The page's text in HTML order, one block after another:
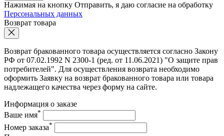
Нажимая на кнопку Отправить, я даю согласие на обработку
Персональных данных
Возврат товара
Возврат бракованного товара осуществляется согласно Закону
РФ от 07.02.1992 N 2300-1 (ред. от 11.06.2021) "О защите прав
потребителей". Для осуществления возврата необходимо
оформить Заявку на возврат бракованного товара или товара
надлежащего качества через форму на сайте.
Информация о заказе
Ваше имя*
Номер заказа*